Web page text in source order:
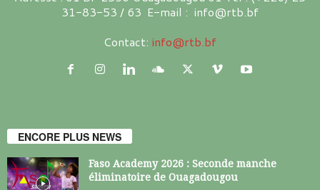
31-83-53 / 63 E-mail : info@rtb.bf
Contact: info@rtb.bf
ENCORE PLUS NEWS
Faso Academy 2026 : Seconde manche
éliminatoire de Ouagadougou